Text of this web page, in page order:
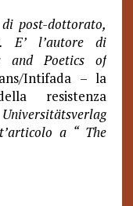
post-dottorato,
E’ l’autore di
and Poetics of
Intifada – la
resistenza
a “ The